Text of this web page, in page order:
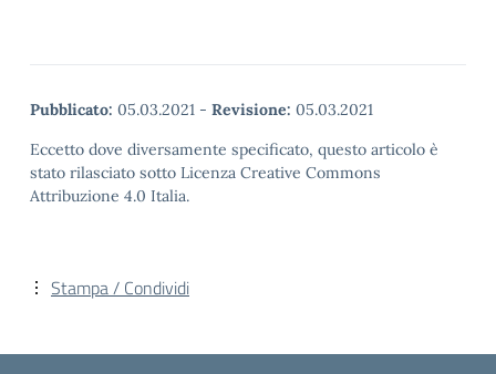
Pubblicato: 05.03.2021 - Revisione: 05.03.2021
Eccetto dove diversamente specificato, questo articolo è
stato rilasciato sotto Licenza Creative Commons
Attribuzione 4.0 Italia.
Stampa / Condividi